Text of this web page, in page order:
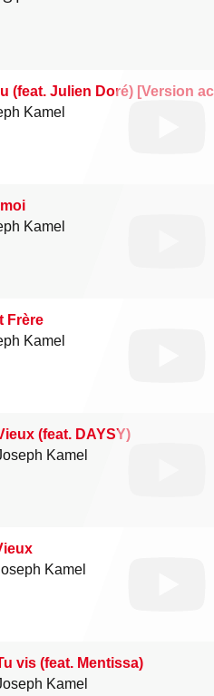
(feat. Julien Doré) [Version
Kamel
Kamel
Frère
Kamel
(feat. DAYSY)
Kamel
Kamel
vis (feat. Mentissa)
Kamel